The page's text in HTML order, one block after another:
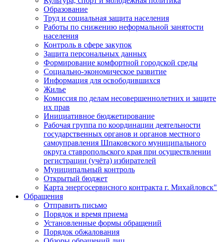
Образование
Труд и социальная защита населения
Работы по снижению неформальной занятости
населения
Контроль в сфере закупок
Защита персональных данных
Формирование комфортной городской среды
Социально-экономическое развитие
Информация для освободившихся
Жилье
Комиссия по делам несовершеннолетних и защите
их прав
Инициативное бюджетирование
Рабочая группа по координации деятельности
государственных органов и органов местного
самоуправления Шпаковского муниципального
округа ставропольского края при осуществлении
регистрации (учёта) избирателей
Муниципальный контроль
Открытый бюджет
Карта энергосервисного контракта г. Михайловск"
Обращения
Отправить письмо
Порядок и время приема
Установленные формы обращений
Порядок обжалования